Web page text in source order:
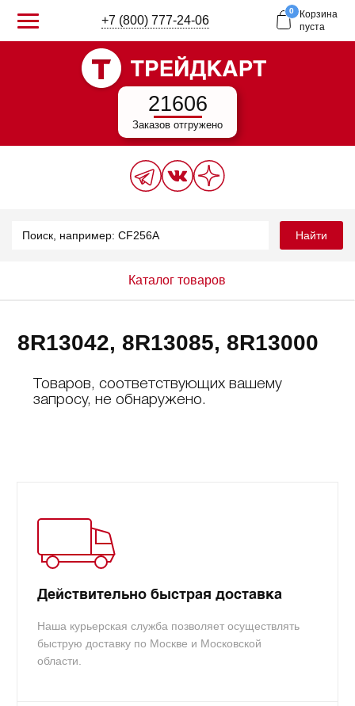
+7 (800) 777-24-06
0
Корзина
пуста
21606
Заказов отгружено
Найти
Каталог товаров
8R13042, 8R13085, 8R13000
Товаров, соответствующих вашему
запросу, не обнаружено.
Действительно быстрая доставка
Наша курьерская служба позволяет осуществлять
быструю доставку по Москве и Московской
области.